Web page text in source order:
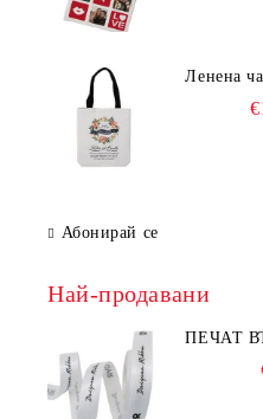
Ленена
Абонирай се
Най-продавани
ПЕЧАТ